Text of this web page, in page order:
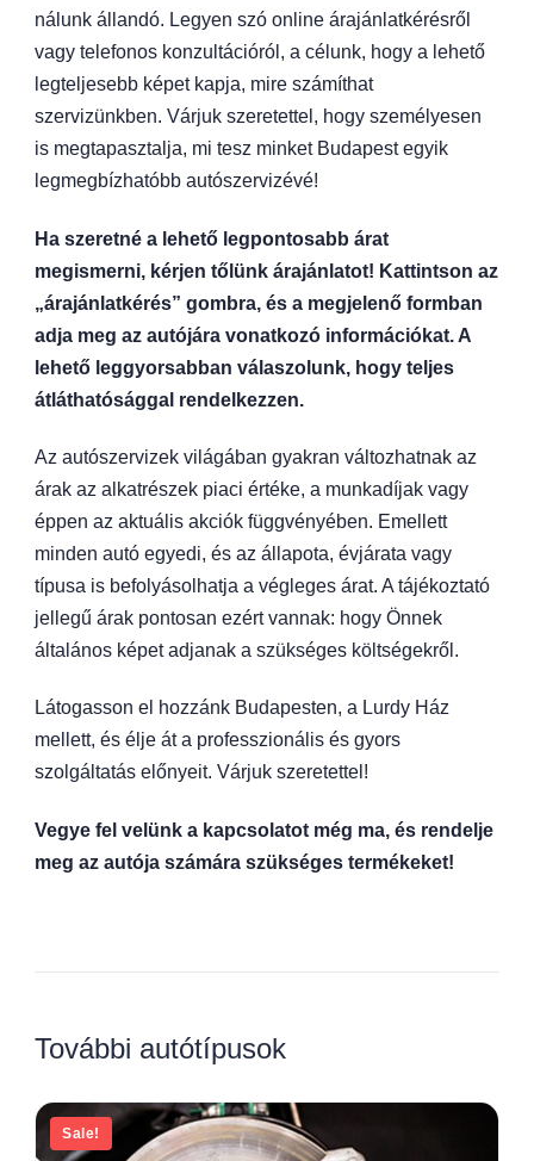
nálunk állandó. Legyen szó online árajánlatkérésről
vagy telefonos konzultációról, a célunk, hogy a lehető
legteljesebb képet kapja, mire számíthat
szervizünkben. Várjuk szeretettel, hogy személyesen
is megtapasztalja, mi tesz minket Budapest egyik
legmegbízhatóbb autószervizévé!
Ha szeretné a lehető legpontosabb árat
megismerni, kérjen tőlünk árajánlatot! Kattintson az
„árajánlatkérés” gombra, és a megjelenő formban
adja meg az autójára vonatkozó információkat. A
lehető leggyorsabban válaszolunk, hogy teljes
átláthatósággal rendelkezzen.
Az autószervizek világában gyakran változhatnak az
árak az alkatrészek piaci értéke, a munkadíjak vagy
éppen az aktuális akciók függvényében. Emellett
minden autó egyedi, és az állapota, évjárata vagy
típusa is befolyásolhatja a végleges árat. A tájékoztató
jellegű árak pontosan ezért vannak: hogy Önnek
általános képet adjanak a szükséges költségekről.
Látogasson el hozzánk Budapesten, a Lurdy Ház
mellett, és élje át a professzionális és gyors
szolgáltatás előnyeit. Várjuk szeretettel!
Vegye fel velünk a kapcsolatot még ma, és rendelje
meg az autója számára szükséges termékeket!
További autótípusok
Sale!